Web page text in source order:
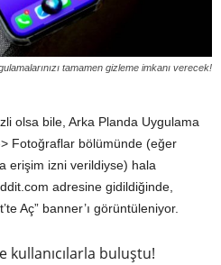
tamamen gizleme imkanı verecek!
olsa bile, Arka Planda Uygulama
Fotoğraflar bölümünde (eğer
erişim izni verildiyse) hala
adresine gidildiğinde,
Aç” banner’ı görüntüleniyor.
kullanıcılarla buluştu!